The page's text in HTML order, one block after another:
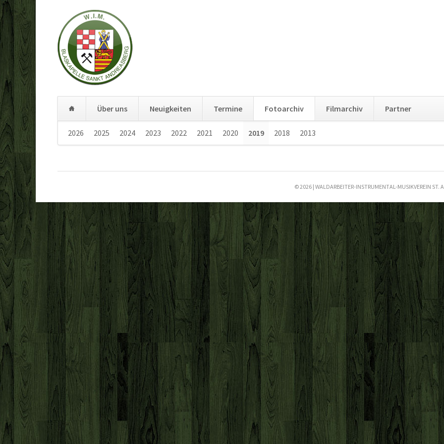
Über uns Neuigkeiten Termine Fotoarchiv Filmarchiv Partner
überspringen
2026 2025 2024 2023 2022 2021 2020 2019 2018 2013
© 2026 | WALDARBEITER-INSTRUMENTAL-MUSIKVEREIN ST.